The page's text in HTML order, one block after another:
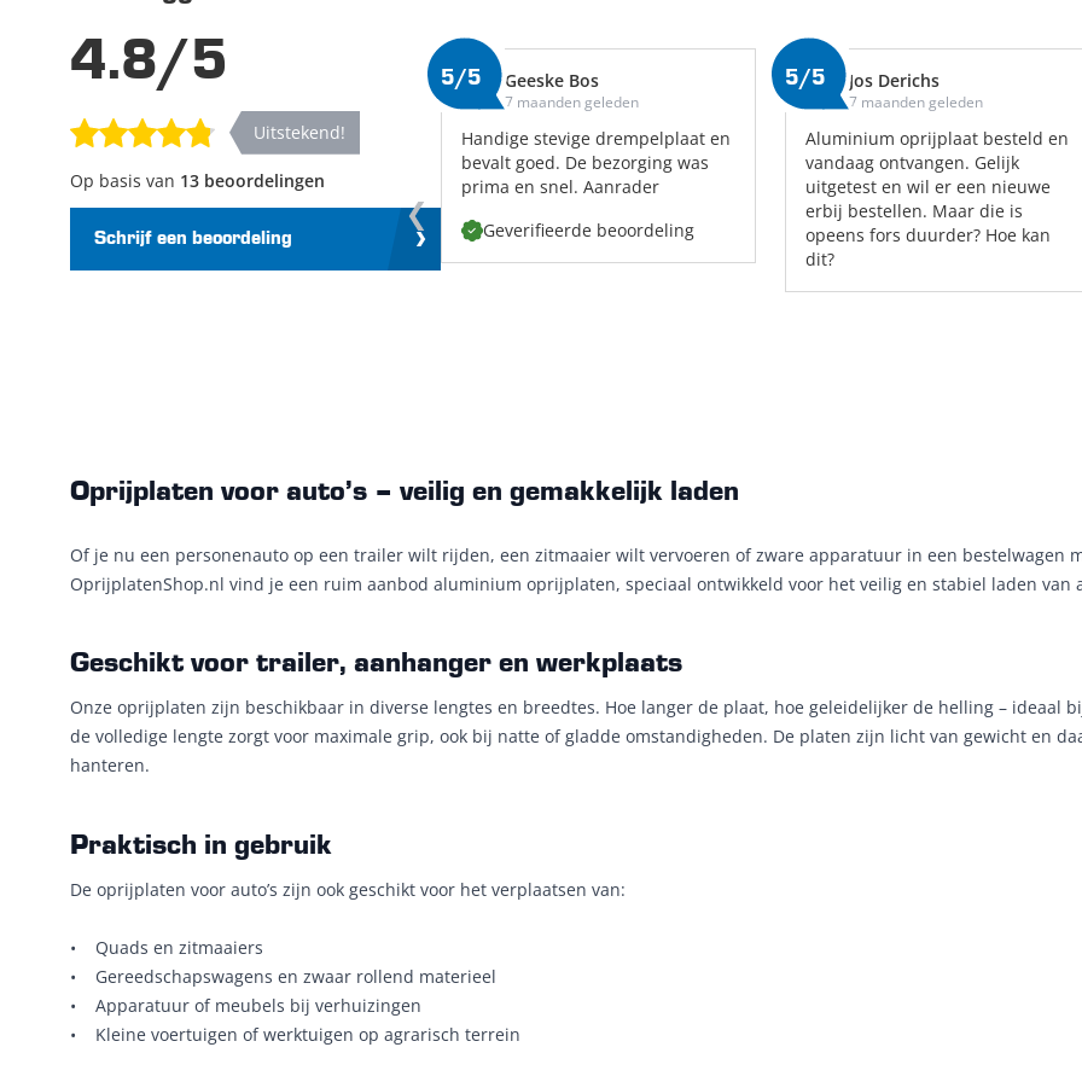
4.8/5
Uitstekend!
Op basis van 13 beoordelingen
Schrijf een beoordeling
5/5 Geeske Bos
7 maanden geleden
Handige stevige drempelplaat en
bevalt goed. De bezorging was
prima en snel. Aanrader
Geverifieerde beoordeling
5/5 Jos Derichs
7 maanden geleden
Aluminium oprijplaat besteld en
vandaag ontvangen. Gelijk
uitgetest en wil er een nieuwe
erbij bestellen. Maar die is
opeens fors duurder? Hoe kan
dit?
Oprijplaten voor auto’s – veilig en gemakkelijk laden
Of je nu een personenauto op een trailer wilt rijden, een zitmaaier wilt vervoeren of zware apparatuur in een bestelwagen
OprijplatenShop.nl vind je een ruim aanbod aluminium oprijplaten, speciaal ontwikkeld voor het veilig en stabiel laden van
Geschikt voor trailer, aanhanger en werkplaats
Onze oprijplaten zijn beschikbaar in diverse lengtes en breedtes. Hoe langer de plaat, hoe geleidelijker de helling – ideaal
de volledige lengte zorgt voor maximale grip, ook bij natte of gladde omstandigheden. De platen zijn licht van gewicht en
hanteren.
Praktisch in gebruik
De oprijplaten voor auto’s zijn ook geschikt voor het verplaatsen van:
• Quads en zitmaaiers
• Gereedschapswagens en zwaar rollend materieel
• Apparatuur of meubels bij verhuizingen
• Kleine voertuigen of werktuigen op agrarisch terrein